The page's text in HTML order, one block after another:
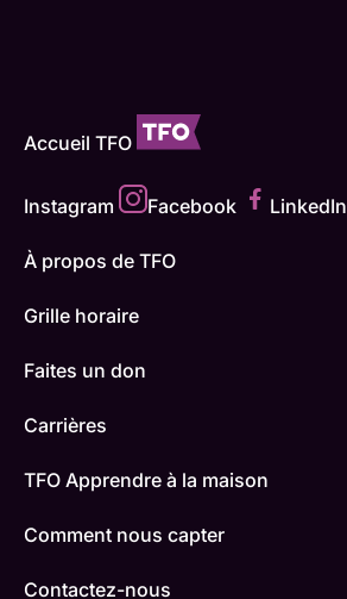
Accueil TFO
Instagram Facebook LinkedIn
À propos de TFO
Grille horaire
Faites un don
Carrières
TFO Apprendre à la maison
Comment nous capter
Contactez-nous